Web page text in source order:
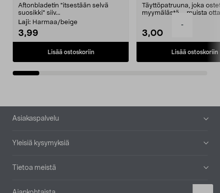
-
Aftonbladetin "itsestään selvä
suosikki" siiv...
Laji: Harmaa/beige
3,99
Lisää ostoskoriin
Täyttöpatruuna, joka
myymälästä – muista
3,00
Lisää ostoskoriin
Alatunniste
Asiakaspalvelu
Yleisiä kysymyksiä
Tietoa meistä